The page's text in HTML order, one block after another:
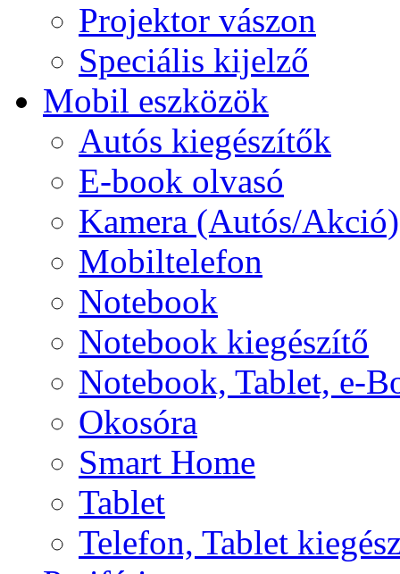
Projektor vászon
Speciális kijelző
Mobil eszközök
Autós kiegészítők
E-book olvasó
Kamera (Autós/Akció)
Mobiltelefon
Notebook
Notebook kiegészítő
Notebook, Tablet, e-
Okosóra
Smart Home
Tablet
Telefon, Tablet